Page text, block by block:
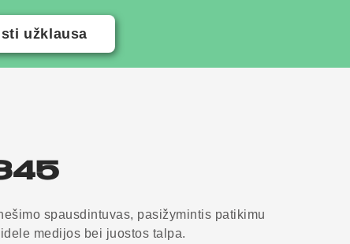
užklausa
spausdintuvas, pasižymintis patikimu
medijos bei juostos talpa.